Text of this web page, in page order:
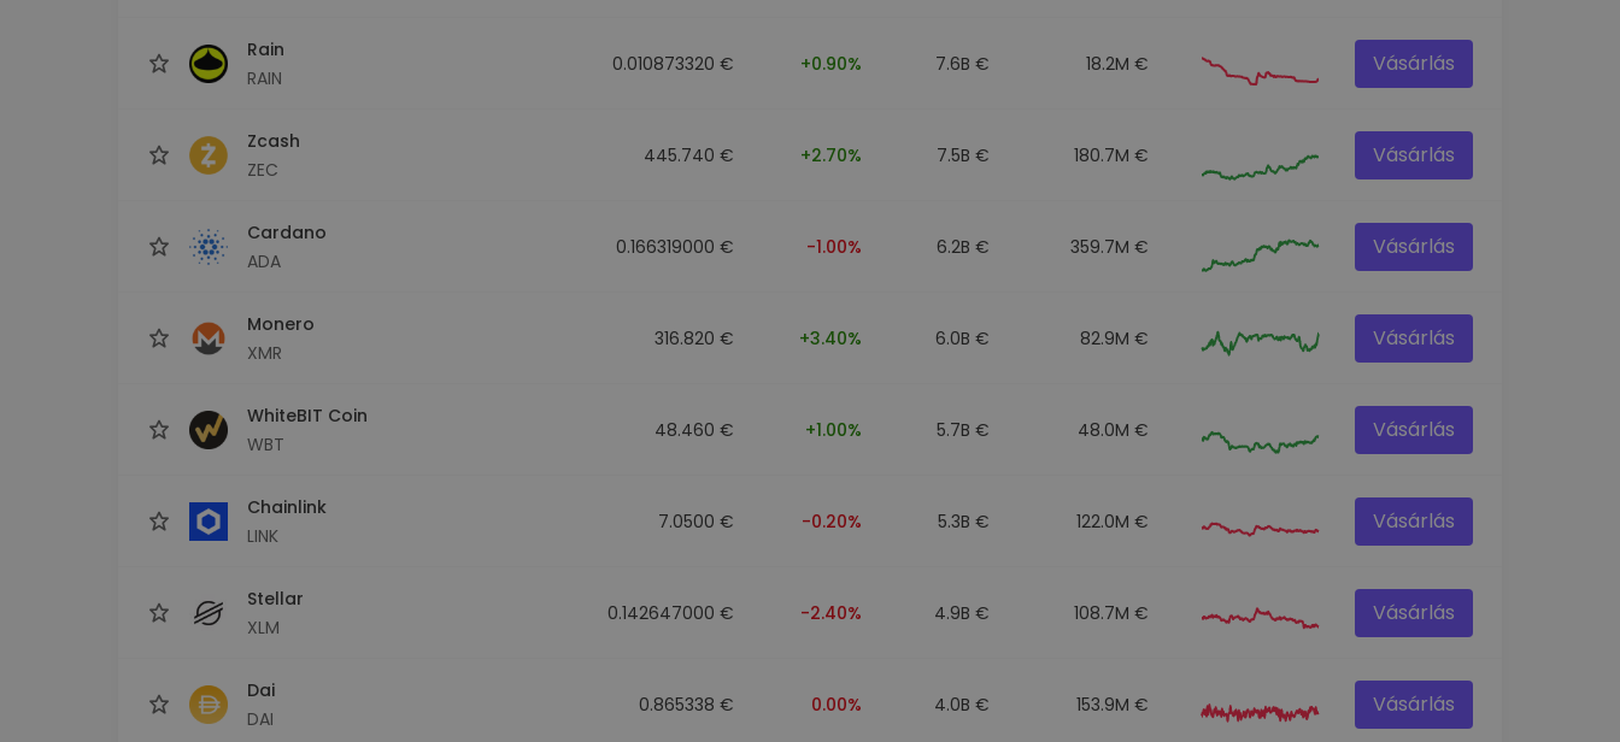
Rain
RAIN
0.010873320 € +0.90% 7.6B € 18.2M € Vásárlás
Zcash
ZEC
445.740 € +2.70% 7.5B € 180.7M € Vásárlás
Cardano
ADA
0.166319000 € -1.00% 6.2B € 359.7M € Vásárlás
Monero
XMR
316.820 € +3.40% 6.0B € 82.9M € Vásárlás
WhiteBIT Coin
WBT
48.460 € +1.00% 5.7B € 48.0M € Vásárlás
Chainlink
LINK
7.0500 € -0.20% 5.3B € 122.0M € Vásárlás
Stellar
XLM
0.142647000 € -2.40% 4.9B € 108.7M € Vásárlás
Dai
DAI
0.865338 € 0.00% 4.0B € 153.9M € Vásárlás